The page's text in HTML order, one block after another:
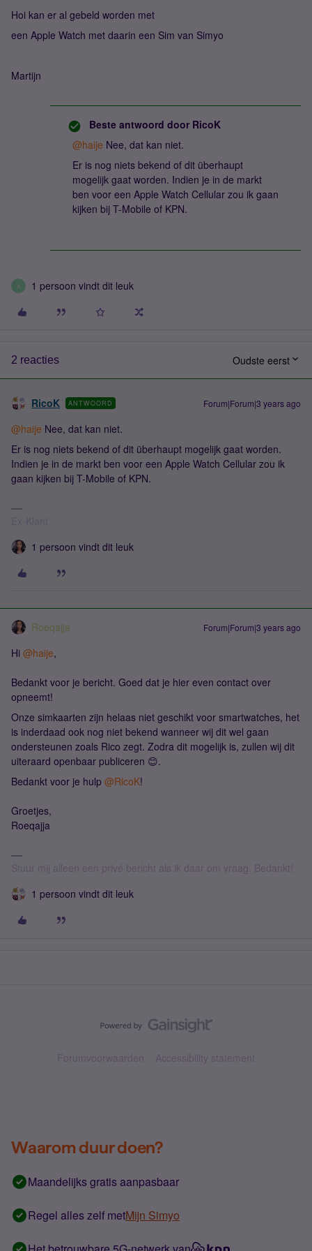
Hoi kan er al gebeld worden met
een Apple Watch met daarin een Sim van Simyo
Martijn
Beste antwoord door RicoK
@haije Nee, dat kan niet.
Er is nog niets bekend of dit überhaupt
mogelijk gaat worden. Indien je in de markt
ben voor een Apple Watch Cellular zou ik gaan
kijken bij T-Mobile of KPN.
A 1 persoon vindt dit leuk
2 reacties Oudste eerst
RicoK ANTWOORD Forum|Forum|3 years ago
@haije Nee, dat kan niet.
Er is nog niets bekend of dit überhaupt mogelijk gaat worden.
Indien je in de markt ben voor een Apple Watch Cellular zou ik
gaan kijken bij T-Mobile of KPN.
1 persoon vindt dit leuk
Roeqajja Forum|Forum|3 years ago
Hi @haije,
Bedankt voor je bericht. Goed dat je hier even contact over
opneemt!
Onze simkaarten zijn helaas niet geschikt voor smartwatches, het
is inderdaad ook nog niet bekend wanneer wij dit wel gaan
ondersteunen zoals Rico zegt. Zodra dit mogelijk is, zullen wij dit
uiteraard openbaar publiceren 😊.
Bedankt voor je hulp @RicoK!
Groetjes,
Roeqajja
Stuur mij alleen een privé bericht als ik daar om vraag. Bedankt!
1 persoon vindt dit leuk
Forumvoorwaarden Accessibility statement
Waarom duur doen?
Maandelijks gratis aanpasbaar
Regel alles zelf metMijn Simyo